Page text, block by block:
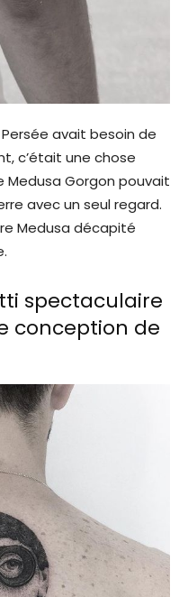
avait besoin de
c’était une chose
Gorgon pouvait
avec un seul regard.
Medusa décapité
spectaculaire
conception de